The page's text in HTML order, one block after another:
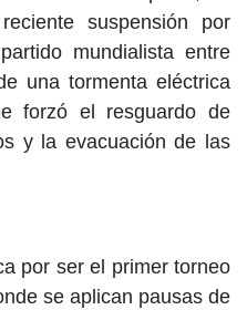
suspensión por
mundialista entre
una tormenta eléctrica
forzó el resguardo de
y la evacuación de las
por ser el primer torneo
se aplican pausas de